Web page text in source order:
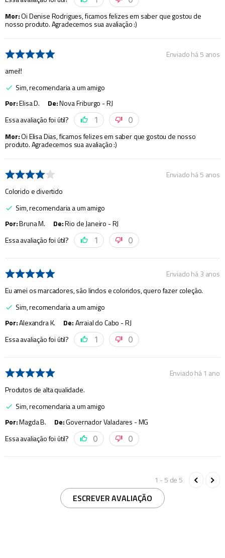
Mor:Oi Denise Rodrigues, ficamos felizes em saber que gostou de
nosso produto. Agradecemos sua avaliação :)
Enviado há5 anos
amei!!
Sim, recomendaria a um amigo
Por:Elisa D. De:Nova Friburgo - RJ
Essa avaliação foi útil?
1 0
Mor:Oi Elisa Dias, ficamos felizes em saber que gostou de nosso
produto. Agradecemos sua avaliação :)
Enviado há5 anos
Colorido e divertido
Sim, recomendaria a um amigo
Por:Bruna M. De:Rio de Janeiro - RJ
Essa avaliação foi útil?
1 0
Enviado há3 anos
Eu amei os marcadores, são lindos e coloridos, quero fazer coleção.
Sim, recomendaria a um amigo
Por:Alexandra K. De:Arraial do Cabo - RJ
Essa avaliação foi útil?
1 0
Enviado há1 ano
Produtos de alta qualidade.
Sim, recomendaria a um amigo
Por:Magda B. De:Governador Valadares - MG
Essa avaliação foi útil?
0 0
1 - 5 de 5
ESCREVER AVALIAÇÃO